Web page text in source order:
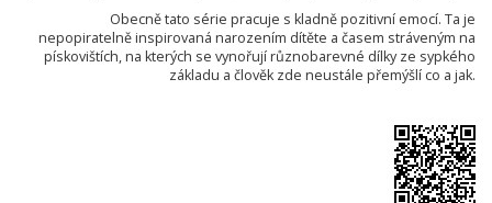
Obecně tato série pracuje s kladně pozitivní emocí. Ta je
nepopiratelně inspirovaná narozením dítěte a časem stráveným na
pískovištích, na kterých se vynořují různobarevné dílky ze sypkého
základu a člověk zde neustále přemýšlí co a jak.